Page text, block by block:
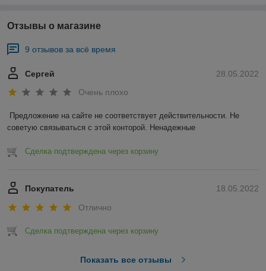
рынок. На протяжении всего срока деятельности
максимуму, а дальнейшее сотрудничество с
позволило выйти на принципиально новый
самого нового европейского оборудования.
стабильной и надежной, и по праву считается
одним из самых лучших производителей
компонентов для главных автомобильных систем
Отзывы о магазине
9 отзывов за всё время
28.05.2022
Сергей
Очень плохо
Предложение на сайте не соответствует действительности. Не
советую связываться с этой конторой. Ненадежные
Сделка подтверждена через корзину
18.05.2022
Покупатель
Отлично
Сделка подтверждена через корзину
Показать все отзывы